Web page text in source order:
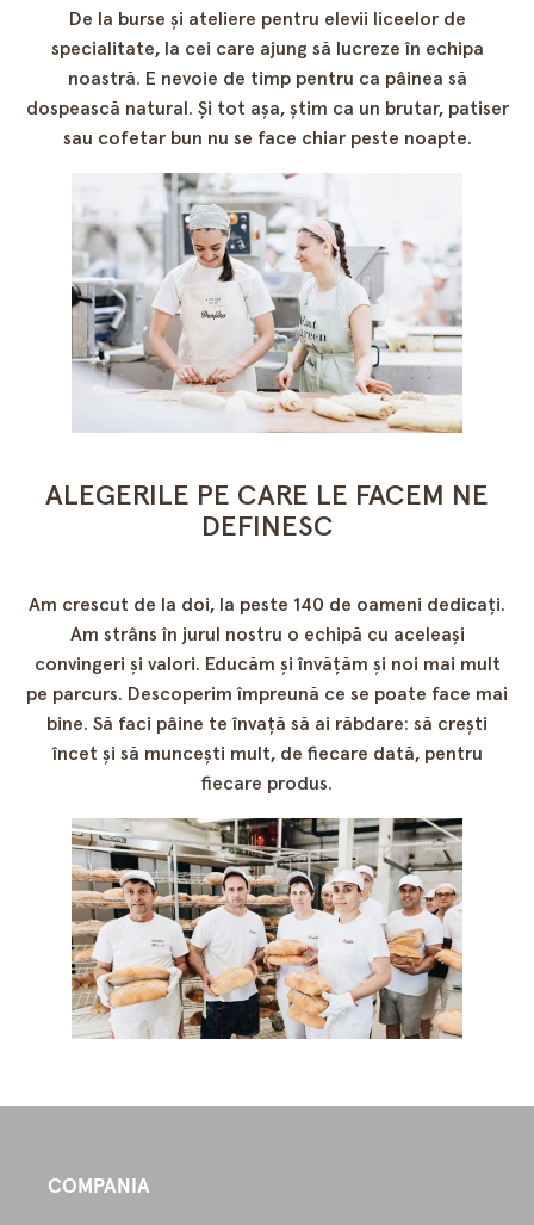
De la burse și ateliere pentru elevii liceelor de
specialitate, la cei care ajung să lucreze în echipa
noastră. E nevoie de timp pentru ca pâinea să
dospească natural. Și tot așa, știm ca un brutar, patiser
sau cofetar bun nu se face chiar peste noapte.
ALEGERILE PE CARE LE FACEM NE
DEFINESC
Am crescut de la doi, la peste 140 de oameni dedicați.
Am strâns în jurul nostru o echipă cu aceleași
convingeri și valori. Educăm și învățăm și noi mai mult
pe parcurs. Descoperim împreună ce se poate face mai
bine. Să faci pâine te învață să ai răbdare: să crești
încet și să muncești mult, de fiecare dată, pentru
fiecare produs.
COMPANIA